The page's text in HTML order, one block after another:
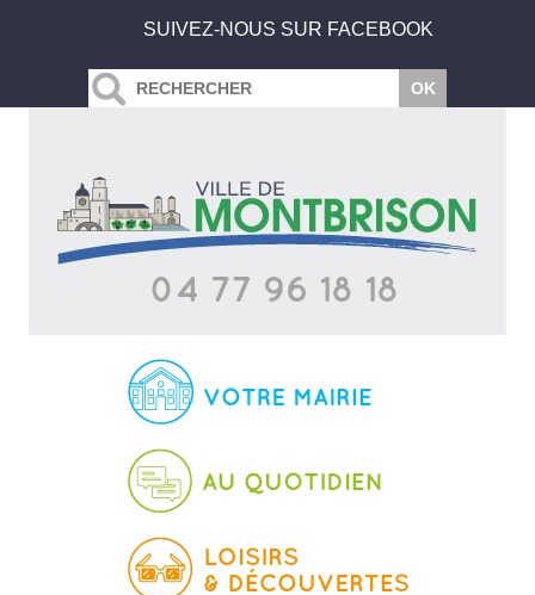
SUIVEZ-NOUS SUR FACEBOOK